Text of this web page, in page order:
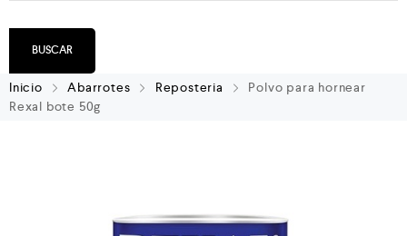
BUSCAR
Inicio Abarrotes Reposteria
Polvo para hornear
Rexal bote 50g